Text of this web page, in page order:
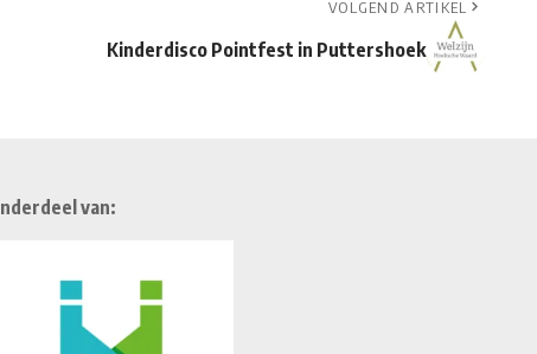
VOLGEND ARTIKEL
Kinderdisco Pointfest in Puttershoek
van: